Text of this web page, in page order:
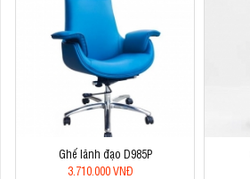
Ghế lãnh đạo D985P
3.710.000 VNĐ